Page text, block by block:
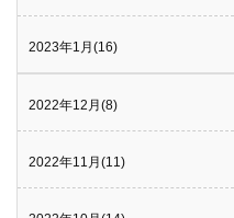
2023年1月(16)
2022年12月(8)
2022年11月(11)